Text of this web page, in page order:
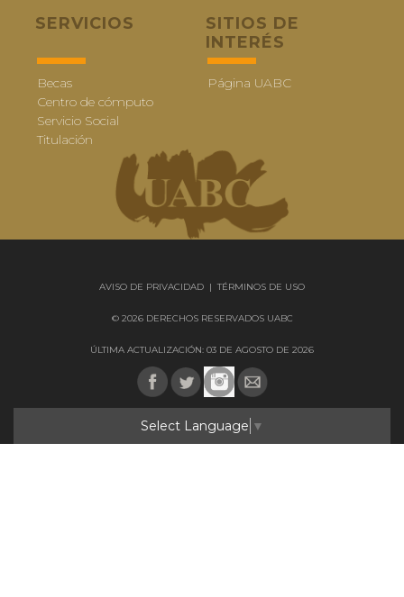
SERVICIOS
Becas
Centro de cómputo
Servicio Social
Titulación
SITIOS DE
INTERÉS
Página UABC
AVISO DE PRIVACIDAD | TÉRMINOS DE USO
© 2026 DERECHOS RESERVADOS UABC
ÚLTIMA ACTUALIZACIÓN: 03 DE AGOSTO DE 2026
Select Language ▼